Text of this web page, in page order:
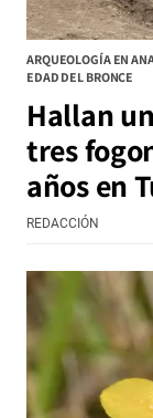
ARQUEOLOGÍA EN
EDAD DEL BRONCE
Hallan
tres
años en
REDACCIÓN